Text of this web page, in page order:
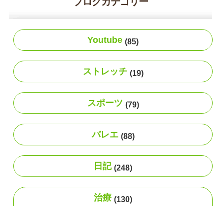
Youtube (85)
ストレッチ (19)
スポーツ (79)
バレエ (88)
日記 (248)
治療 (130)